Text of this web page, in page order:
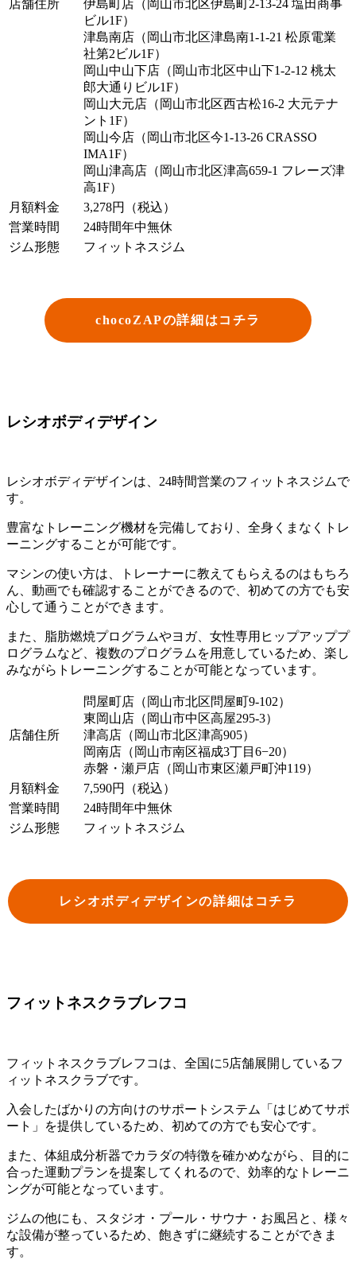
店舗住所
伊島町店（岡山市北区伊島町2-13-24 塩田商事
ビル1F）
津島南店（岡山市北区津島南1-1-21 松原電業
社第2ビル1F）
岡山中山下店（岡山市北区中山下1-2-12 桃太
郎大通りビル1F）
岡山大元店（岡山市北区西古松16-2 大元テナ
ント1F）
岡山今店（岡山市北区今1-13-26 CRASSO
IMA1F）
岡山津高店（岡山市北区津高659-1 フレーズ津
高1F）
月額料金
3,278円（税込）
営業時間
24時間年中無休
ジム形態
フィットネスジム
chocoZAPの詳細はコチラ
レシオボディデザイン
レシオボディデザインは、24時間営業のフィットネスジムで
す。
豊富なトレーニング機材を完備しており、全身くまなくトレ
ーニングすることが可能です。
マシンの使い方は、トレーナーに教えてもらえるのはもちろ
ん、動画でも確認することができるので、初めての方でも安
心して通うことができます。
また、脂肪燃焼プログラムやヨガ、女性専用ヒップアッププ
ログラムなど、複数のプログラムを用意しているため、楽し
みながらトレーニングすることが可能となっています。
店舗住所
問屋町店（岡山市北区問屋町9-102）
東岡山店（岡山市中区高屋295-3）
津高店（岡山市北区津高905）
岡南店（岡山市南区福成3丁目6−20）
赤磐・瀬戸店（岡山市東区瀬戸町沖119）
月額料金
7,590円（税込）
営業時間
24時間年中無休
ジム形態
フィットネスジム
レシオボディデザインの詳細はコチラ
フィットネスクラブレフコ
フィットネスクラブレフコは、全国に5店舗展開しているフ
ィットネスクラブです。
入会したばかりの方向けのサポートシステム「はじめてサポ
ート」を提供しているため、初めての方でも安心です。
また、体組成分析器でカラダの特徴を確かめながら、目的に
合った運動プランを提案してくれるので、効率的なトレーニ
ングが可能となっています。
ジムの他にも、スタジオ・プール・サウナ・お風呂と、様々
な設備が整っているため、飽きずに継続することができま
す。